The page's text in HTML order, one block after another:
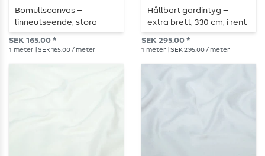
Bomullscanvas –
linneutseende, stora
blommor, vitt och grått
SEK 165.00 *
1 meter | SEK 165.00 / meter
Hållbart gardintyg –
extra brett, 330 cm, i rent
vitt
SEK 295.00 *
1 meter | SEK 295.00 / meter